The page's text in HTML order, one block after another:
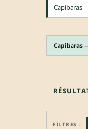
Capibaras
Capibaras
FILTRES :